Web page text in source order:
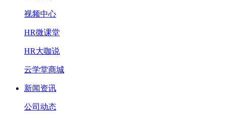
视频中心
HR微课堂
HR大咖说
云学堂商城
新闻资讯
公司动态